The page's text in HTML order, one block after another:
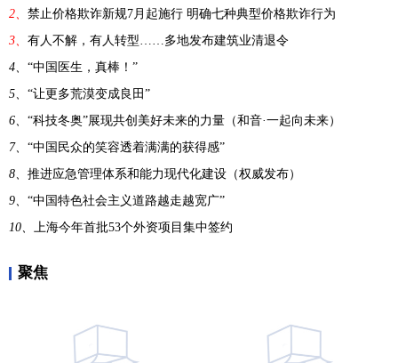
2、 禁止价格欺诈新规7月起施行 明确七种典型价格欺诈行为
3、 有人不解，有人转型……多地发布建筑业清退令
4、 “中国医生，真棒！”
5、 “让更多荒漠变成良田”
6、 “科技冬奥”展现共创美好未来的力量（和音·一起向未来）
7、 “中国民众的笑容透着满满的获得感”
8、 推进应急管理体系和能力现代化建设（权威发布）
9、 “中国特色社会主义道路越走越宽广”
10、 上海今年首批53个外资项目集中签约
聚焦